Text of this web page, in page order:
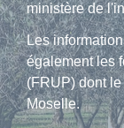
ministère de
Les
également les
(FRUP) dont
Moselle.